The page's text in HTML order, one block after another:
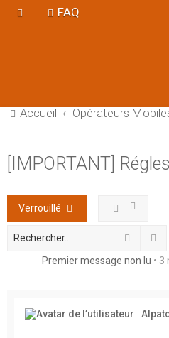
FAQ
Accueil Opérateurs
[IMPORTANT]
Verrouillé
Premier message non lu • 3